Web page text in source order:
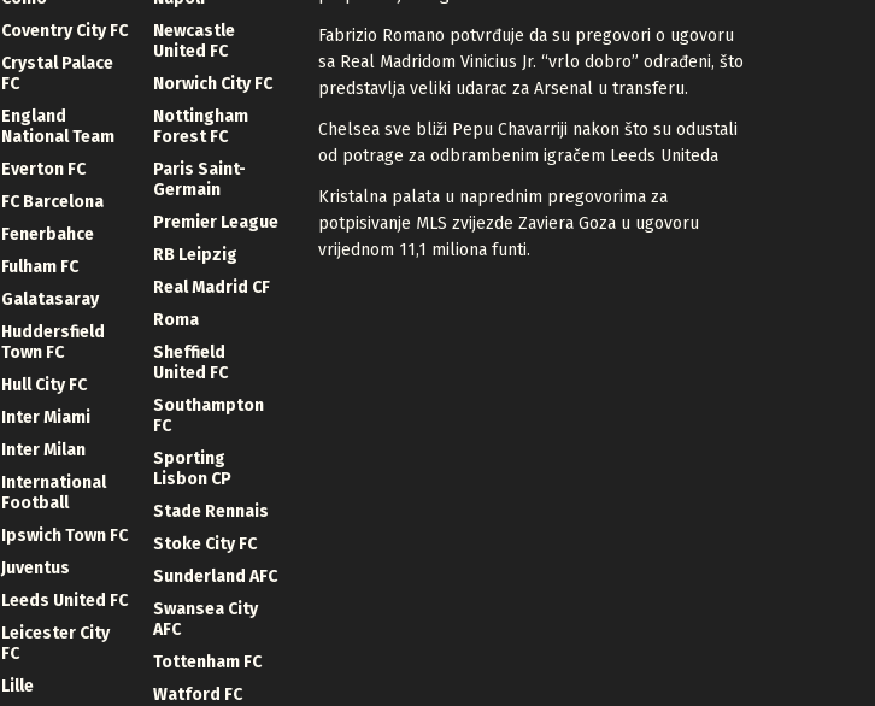
Coventry City FC
Crystal Palace
FC
England
National Team
Everton FC
FC Barcelona
Fenerbahce
Fulham FC
Galatasaray
Huddersfield
Town FC
Hull City FC
Inter Miami
Inter Milan
International
Football
Ipswich Town FC
Juventus
Leeds United FC
Leicester City
FC
Lille
Newcastle
United FC
Norwich City FC
Nottingham
Forest FC
Paris Saint-
Germain
Premier League
RB Leipzig
Real Madrid CF
Roma
Sheffield
United FC
Southampton
FC
Sporting
Lisbon CP
Stade Rennais
Stoke City FC
Sunderland AFC
Swansea City
AFC
Tottenham FC
Watford FC
Fabrizio Romano potvrđuje da su pregovori o ugovoru
sa Real Madridom Vinicius Jr. “vrlo dobro” odrađeni, što
predstavlja veliki udarac za Arsenal u transferu.
Chelsea sve bliži Pepu Chavarriji nakon što su odustali
od potrage za odbrambenim igračem Leeds Uniteda
Kristalna palata u naprednim pregovorima za
potpisivanje MLS zvijezde Zaviera Goza u ugovoru
vrijednom 11,1 miliona funti.